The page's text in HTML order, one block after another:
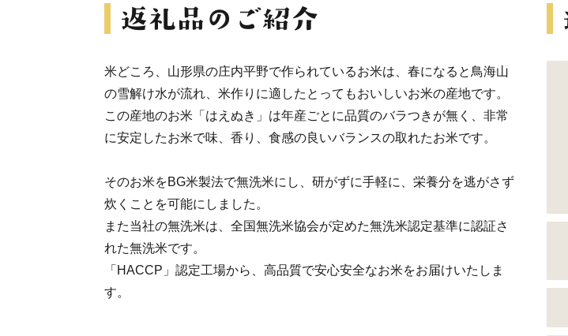
米どころ、山形県の庄内平野で作られているお米は、春になると鳥海山
の雪解け水が流れ、米作りに適したとってもおいしいお米の産地です。
この産地のお米「はえぬき」は年産ごとに品質のバラつきが無く、非常
に安定したお米で味、香り、食感の良いバランスの取れたお米です。
そのお米をBG米製法で無洗米にし、研がずに手軽に、栄養分を逃がさず
炊くことを可能にしました。
また当社の無洗米は、全国無洗米協会が定めた無洗米認定基準に認証さ
れた無洗米です。
「HACCP」認定工場から、高品質で安心安全なお米をお届けいたしま
す。